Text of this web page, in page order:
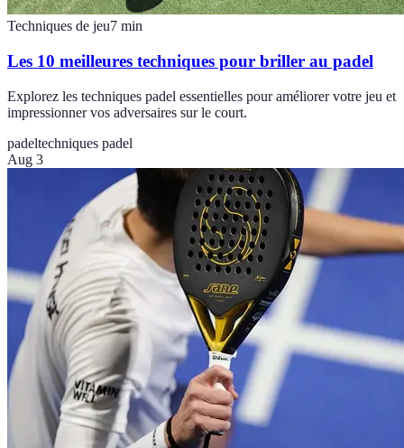
Techniques de jeu7 min
Les 10 meilleures techniques pour briller au padel
Explorez les techniques padel essentielles pour améliorer votre jeu et
impressionner vos adversaires sur le court.
padeltechniques padel
Aug 3